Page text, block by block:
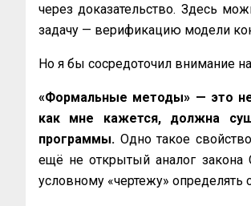
через доказательство. Здесь
задачу — верификацию модели
Но я бы сосредоточил внимание
«Формальные методы» — это не
как мне кажется, должна
программы. Одно такое
ещё не открытый аналог
условному «чертежу»